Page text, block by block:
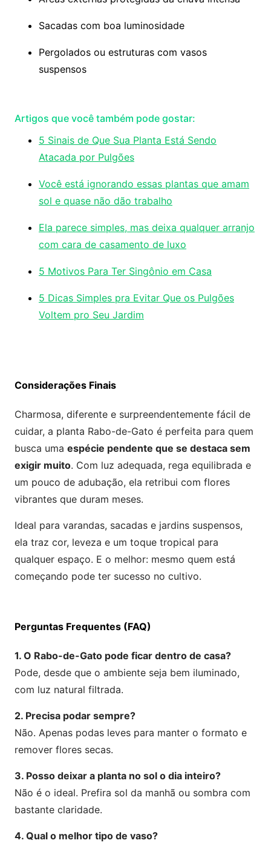
Sacadas com boa luminosidade
Pergolados ou estruturas com vasos
suspensos
Artigos que você também pode gostar:
5 Sinais de Que Sua Planta Está Sendo
Atacada por Pulgões
Você está ignorando essas plantas que amam
sol e quase não dão trabalho
Ela parece simples, mas deixa qualquer arranjo
com cara de casamento de luxo
5 Motivos Para Ter Singônio em Casa
5 Dicas Simples pra Evitar Que os Pulgões
Voltem pro Seu Jardim
Considerações Finais
Charmosa, diferente e surpreendentemente fácil de
cuidar, a planta Rabo-de-Gato é perfeita para quem
busca uma espécie pendente que se destaca sem
exigir muito. Com luz adequada, rega equilibrada e
um pouco de adubação, ela retribui com flores
vibrantes que duram meses.
Ideal para varandas, sacadas e jardins suspensos,
ela traz cor, leveza e um toque tropical para
qualquer espaço. E o melhor: mesmo quem está
começando pode ter sucesso no cultivo.
Perguntas Frequentes (FAQ)
1. O Rabo-de-Gato pode ficar dentro de casa?
Pode, desde que o ambiente seja bem iluminado,
com luz natural filtrada.
2. Precisa podar sempre?
Não. Apenas podas leves para manter o formato e
remover flores secas.
3. Posso deixar a planta no sol o dia inteiro?
Não é o ideal. Prefira sol da manhã ou sombra com
bastante claridade.
4. Qual o melhor tipo de vaso?